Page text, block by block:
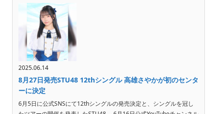
2025.06.14
8月27日発売STU48 12thシングル 高雄さやかが初のセンタ
ーに決定
6月5日に公式SNSにて12thシングルの発売決定と、シングルを冠し